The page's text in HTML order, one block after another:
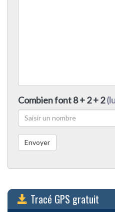
Combien font 8 + 2 + 2
Tracé GPS gratuit